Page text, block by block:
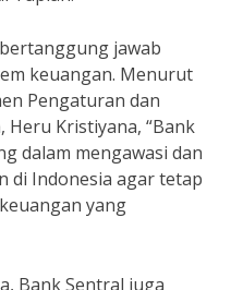
jawab
keuangan. Menurut
Pengaturan dan
Heru Kristiyana, “Bank
dalam mengawasi dan
di Indonesia agar tetap
yang
Bank Sentral juga